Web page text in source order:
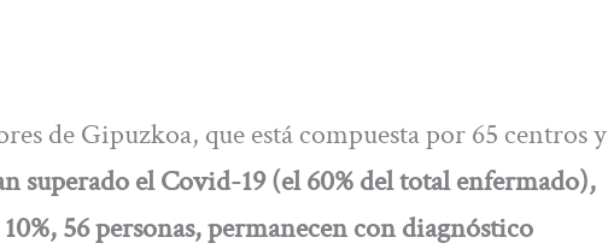
de Gipuzkoa, que está compuesta por 65 centros y
superado el Covid-19 (el 60% del total enfermado),
56 personas, permanecen con diagnóstico